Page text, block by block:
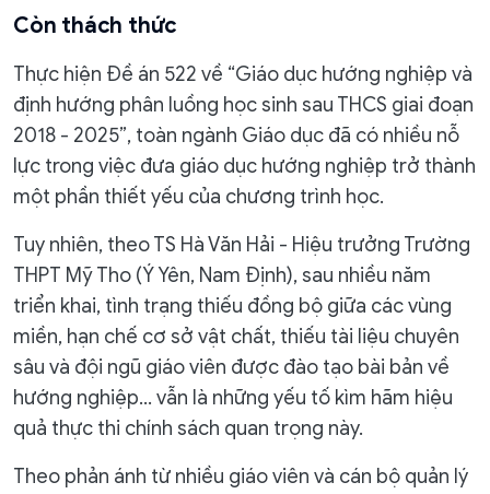
Còn thách thức
Thực hiện Đề án 522 về “Giáo dục hướng nghiệp và
định hướng phân luồng học sinh sau THCS giai đoạn
2018 - 2025”, toàn ngành Giáo dục đã có nhiều nỗ
lực trong việc đưa giáo dục hướng nghiệp trở thành
một phần thiết yếu của chương trình học.
Tuy nhiên, theo TS Hà Văn Hải - Hiệu trưởng Trường
THPT Mỹ Tho (Ý Yên, Nam Định), sau nhiều năm
triển khai, tình trạng thiếu đồng bộ giữa các vùng
miền, hạn chế cơ sở vật chất, thiếu tài liệu chuyên
sâu và đội ngũ giáo viên được đào tạo bài bản về
hướng nghiệp… vẫn là những yếu tố kìm hãm hiệu
quả thực thi chính sách quan trọng này.
Theo phản ánh từ nhiều giáo viên và cán bộ quản lý